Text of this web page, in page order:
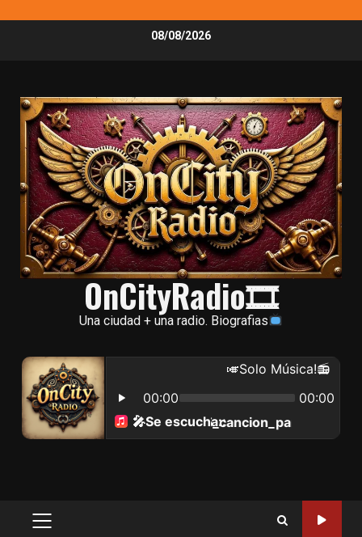
08/08/2026
OnCityRadio🎞
Una ciudad + una radio. Biografias
Primary